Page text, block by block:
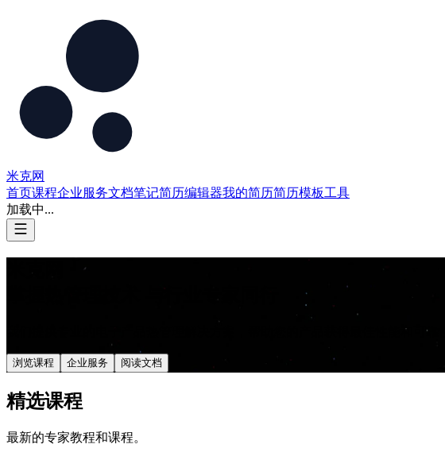
米克网
首页课程企业服务文档笔记简历编辑器我的简历简历模板工具
加载中...
我们提供专业的电子产品热管理解决方案，帮助您的产品获得最佳性能和可
浏览课程 企业服务 阅读文档
精选课程
最新的专家教程和课程。